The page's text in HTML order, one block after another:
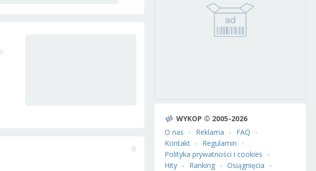
WYKOP © 2005-2026
O nas
Reklama
FAQ
Kontakt
Regulamin
Polityka prywatności i cookies
Hity
Ranking
Osiągnięcia